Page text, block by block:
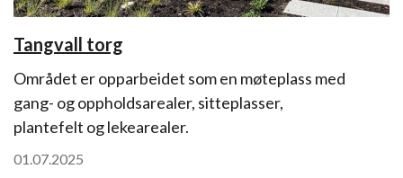
Tangvall torg
Området er opparbeidet som en møteplass med
gang- og oppholdsarealer, sitteplasser,
plantefelt og lekearealer.
01.07.2025